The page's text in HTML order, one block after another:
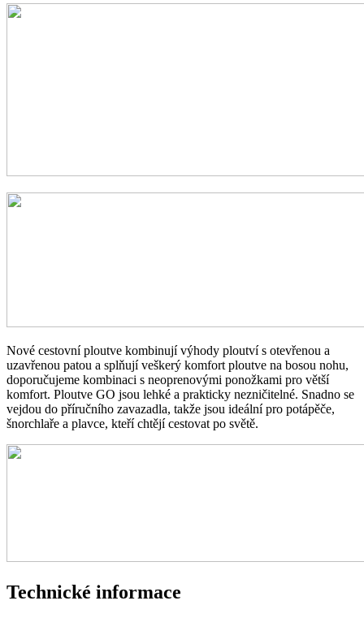
Nové cestovní ploutve kombinují výhody ploutví s otevřenou a
uzavřenou patou a splňují veškerý komfort ploutve na bosou nohu,
doporučujeme kombinaci s neoprenovými ponožkami pro větší
komfort. Ploutve GO jsou lehké a prakticky nezničitelné. Snadno se
vejdou do příručního zavazadla, takže jsou ideální pro potápěče,
šnorchlaře a plavce, kteří chtějí cestovat po světě.
Technické informace